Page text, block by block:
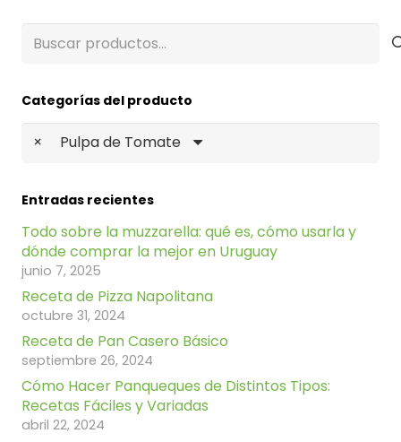
Buscar
Categorías del producto
× Pulpa de Tomate
Entradas recientes
Todo sobre la muzzarella: qué es, cómo usarla y
dónde comprar la mejor en Uruguay
junio 7, 2025
Receta de Pizza Napolitana
octubre 31, 2024
Receta de Pan Casero Básico
septiembre 26, 2024
Cómo Hacer Panqueques de Distintos Tipos:
Recetas Fáciles y Variadas
abril 22, 2024